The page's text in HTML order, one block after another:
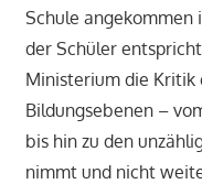
Schule angekommen
der Schüler
Ministerium die Kritik
Bildungsebenen –
bis hin zu den
nimmt und nicht